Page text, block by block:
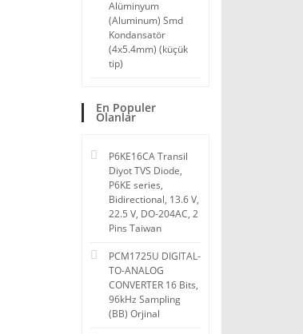
Alüminyum
(Aluminum) Smd
Kondansatör
(4x5.4mm) (küçük
tip)
En Populer
Olanlar
P6KE16CA Transil
Diyot TVS Diode,
P6KE series,
Bidirectional, 13.6 V,
22.5 V, DO-204AC, 2
Pins Taiwan
PCM1725U DIGITAL-
TO-ANALOG
CONVERTER 16 Bits,
96kHz Sampling
(BB) Orjinal